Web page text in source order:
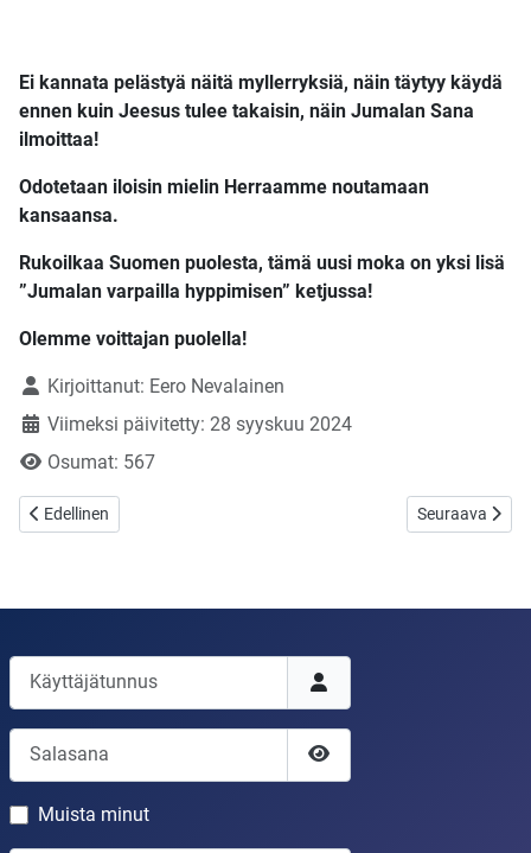
Ei kannata pelästyä näitä myllerryksiä, näin täytyy käydä
ennen kuin Jeesus tulee takaisin, näin Jumalan Sana
ilmoittaa!
Odotetaan iloisin mielin Herraamme noutamaan
kansaansa.
Rukoilkaa Suomen puolesta, tämä uusi moka on yksi lisä
”Jumalan varpailla hyppimisen” ketjussa!
Olemme voittajan puolella!
TietojaKirjoittanut: Eero Nevalainen
Viimeksi päivitetty: 28 syyskuu 2024
Osumat: 567
Edellinen artikkeli: Sukukirous, totta vai tarua?
Edellinen Seuraava
Seuraava
Käyttäjätunnus
Salasana
Näytä salasana
Muista minut